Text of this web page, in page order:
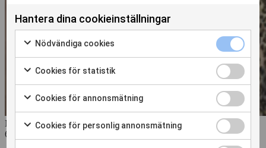
Nyhet
6 aug. 2026
Hantera dina cookieinställningar
Nödvändiga cookies
Markera
för
samtycka
till
användning
av
Nödvändiga
cookies
kryssruta
Cookies för statistik
Markera
för
samtycka
till
användning
Cookies
för
statistik
kryssruta
Cookies för annonsmätning
Markera
för
samtycka
Cookies
för
kryssruta
Cookies för personlig annonsmätning
Markera
Cookies
för
personlig